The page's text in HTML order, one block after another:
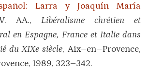
Larra y Joaquín María
AA., Libéralisme chrétien et
en Espagne, France et Italie dans
du XIXe siècle, Aix–en–Provence,
1989, 323–342.